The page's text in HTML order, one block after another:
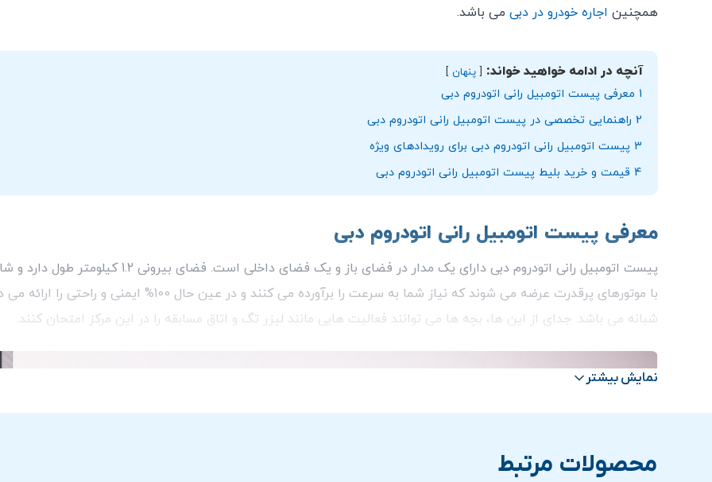
شما موافقت می کنید که تمام قوانین و مقررات مدار/پیست و تمام دستورالعمل های داده شده توسط اتودروم دبی، از
مدیریت اتودروم دبی مسئولیتی در قبال سرقت یا از دست دادن اموال شخصی ندارد. لطفا مطمئن شوید که وسایل شما
همچنین اجاره خودرو در دبی می باشد.
آنچه در ادامه خواهید خواند: پنهان
1 معرفی پیست اتومبیل رانی اتودروم دبی
2 راهنمایی تخصصی در پیست اتومبیل رانی اتودروم دبی
3 پیست اتومبیل رانی اتودروم دبی برای رویدادهای ویژه
4 قیمت و خرید بلیط پیست اتومبیل رانی اتودروم دبی
معرفی پیست اتومبیل رانی اتودروم دبی
با موتورهای پرقدرت عرضه می شوند که نیاز شما به سرعت را
شبانه می باشد. جدای از این ها، بچه ها می توانند فعالیت هایی مانند لیزر تگ و اتاق مسابقه را در این مرکز امتحان کنند.
نمایش بیشتر
محصولات مرتبط